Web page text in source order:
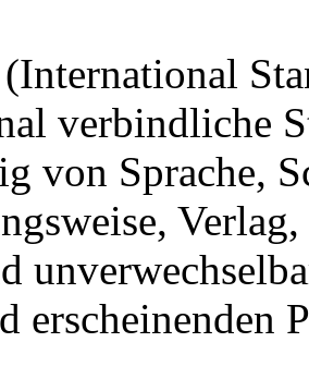
verbindliche
von Sprache,
erscheinenden